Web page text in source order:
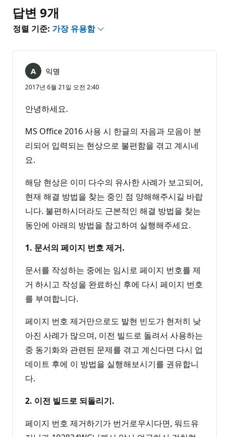
음
답변 9개
정렬 기준: 가장 유용함
익명
2017년 6월 21일 오전 2:40
안녕하세요.
MS Office 2016 사용 시 한글의 자음과 모음이 분
리되어 입력되는 현상으로 불편함을 겪고 계시네
요.
해당 현상은 이미 다수의 유사한 사례가 보고되어,
현재 해결 방법을 찾는 중인 점 양해해주시길 바랍
니다. 불편하시더라도 근본적인 해결 방법을 찾는
동안에 아래의 방법을 참고하여 실행해주세요.
1. 문서의 페이지 번호 제거.
문서를 작성하는 중에는 임시로 페이지 번호를 제
거 하시고 작성을 완료하신 후에 다시 페이지 번호
를 부여합니다.
페이지 번호 제거만으로도 발현 빈도가 현저히 낮
아진 사례가 많으며, 이전 빌드로 돌려서 사용하는
중 동기화와 관련된 문제를 겪고 계신다면 다시 업
데이트 후에 이 방법을 실행해보시기를 권유합니
다.
2. 이전 빌드로 되돌리기.
페이지 번호 제거하기가 번거로우시다면, 워드유